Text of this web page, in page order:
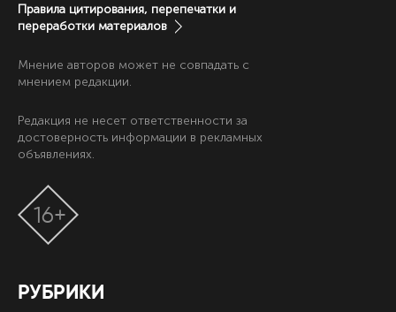
Правила цитирования, перепечатки и
переработки материалов
Мнение авторов может не совпадать с
мнением редакции.
Редакция не несет ответственности за
достоверность информации в рекламных
объявлениях.
РУБРИКИ
16+